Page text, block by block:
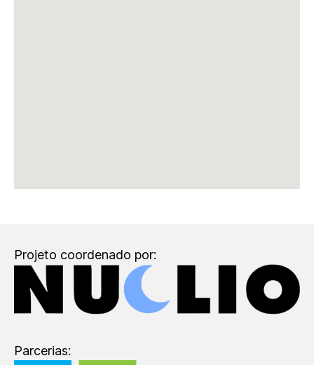
Projeto coordenado por:
Parcerias: